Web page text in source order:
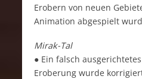
Erobern von neuen
Animation abgespielt
Mirak-Tal
● Ein falsch
Eroberung wurde